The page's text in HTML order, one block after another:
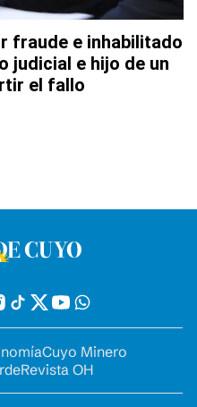
fraude e inhabilitado
judicial e hijo de un
el fallo
Cuyo Minero
Revista OH